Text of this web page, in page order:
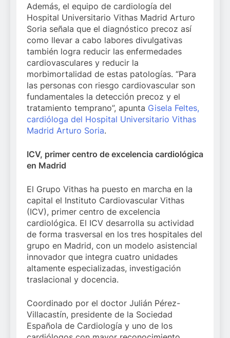
Además, el equipo de cardiología del
Hospital Universitario Vithas Madrid Arturo
Soria señala que el diagnóstico precoz así
como llevar a cabo labores divulgativas
también logra reducir las enfermedades
cardiovasculares y reducir la
morbimortalidad de estas patologías. “Para
las personas con riesgo cardiovascular son
fundamentales la detección precoz y el
tratamiento temprano”, apunta Gisela Feltes,
cardióloga del Hospital Universitario Vithas
Madrid Arturo Soria.
ICV, primer centro de excelencia cardiológica
en Madrid
El Grupo Vithas ha puesto en marcha en la
capital el Instituto Cardiovascular Vithas
(ICV), primer centro de excelencia
cardiológica. El ICV desarrolla su actividad
de forma trasversal en los tres hospitales del
grupo en Madrid, con un modelo asistencial
innovador que integra cuatro unidades
altamente especializadas, investigación
traslacional y docencia.
Coordinado por el doctor Julián Pérez-
Villacastín, presidente de la Sociedad
Española de Cardiología y uno de los